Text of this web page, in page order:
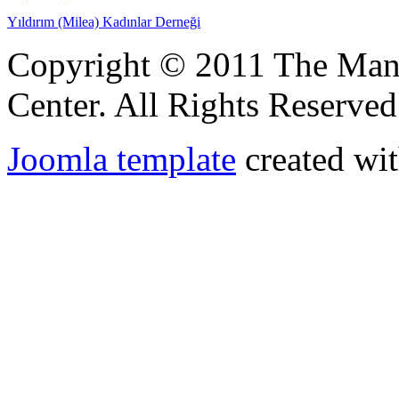
Yıldırım (Milea) Kadınlar Derneği
Copyright © 2011 The
Center. All Rights
Joomla template created